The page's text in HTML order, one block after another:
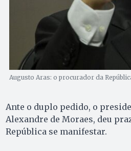
Augusto Aras: o procurador da
Ante o duplo pedido, o
Alexandre de Moraes, deu
República se manifestar.